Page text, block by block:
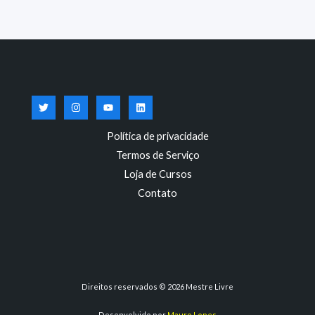
Política de privacidade
Termos de Serviço
Loja de Cursos
Contato
Direitos reservados © 2026 Mestre Livre